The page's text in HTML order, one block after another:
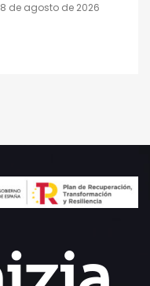
8 de agosto de 2026